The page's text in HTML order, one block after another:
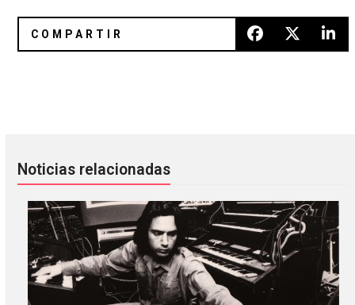
Noticias relacionadas